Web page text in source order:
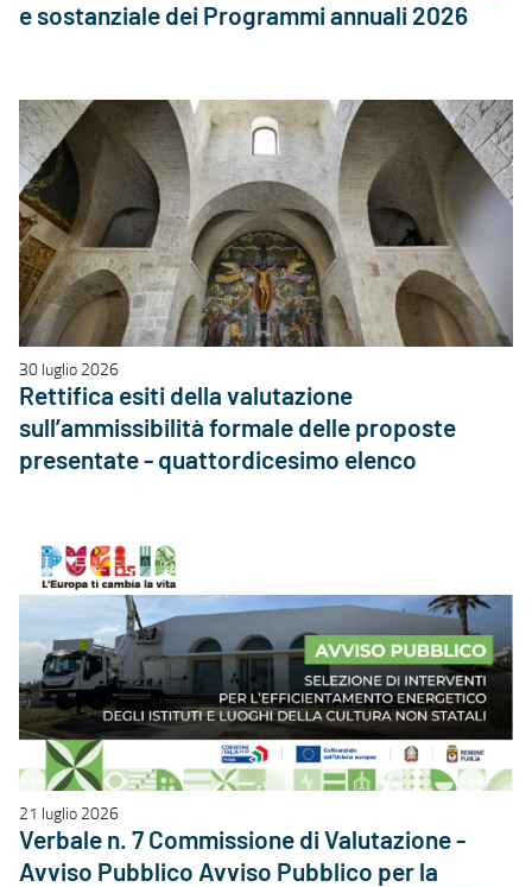
e sostanziale dei Programmi annuali 2026
30 luglio 2026
Rettifica esiti della valutazione
sull’ammissibilità formale delle proposte
presentate - quattordicesimo elenco
21 luglio 2026
Verbale n. 7 Commissione di Valutazione -
Avviso Pubblico Avviso Pubblico per la